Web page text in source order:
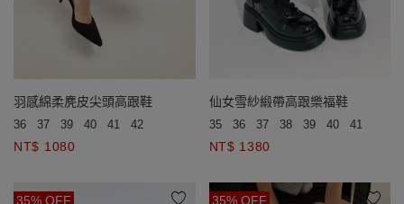
羽感綿柔麂皮尖頭高跟鞋
36 37 39 40 41 42
NT$ 1080
仙女雪紗緞帶高跟樂福鞋
35 36 37 38 39 40 41
NT$ 1380
35% OFF 35% OFF